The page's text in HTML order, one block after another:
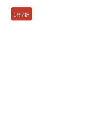
1件7折